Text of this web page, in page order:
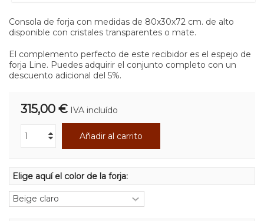
Consola de forja con medidas de 80x30x72 cm. de alto
disponible con cristales transparentes o mate.
El complemento perfecto de este recibidor es el espejo de
forja Line. Puedes adquirir el conjunto completo con un
descuento adicional del 5%.
315,00 € IVA incluído
Añadir al carrito
Elige aquí el color de la forja: